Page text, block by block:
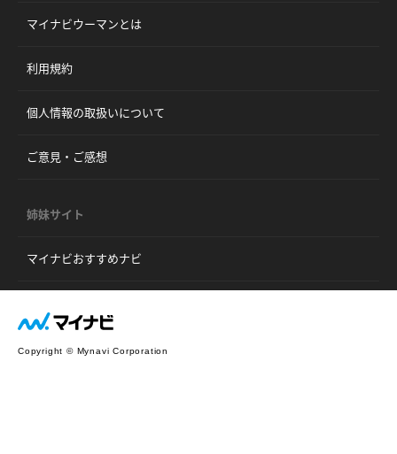
マイナビウーマンとは
利用規約
個人情報の取扱いについて
ご意見・ご感想
姉妹サイト
マイナビおすすめナビ
Copyright © Mynavi Corporation